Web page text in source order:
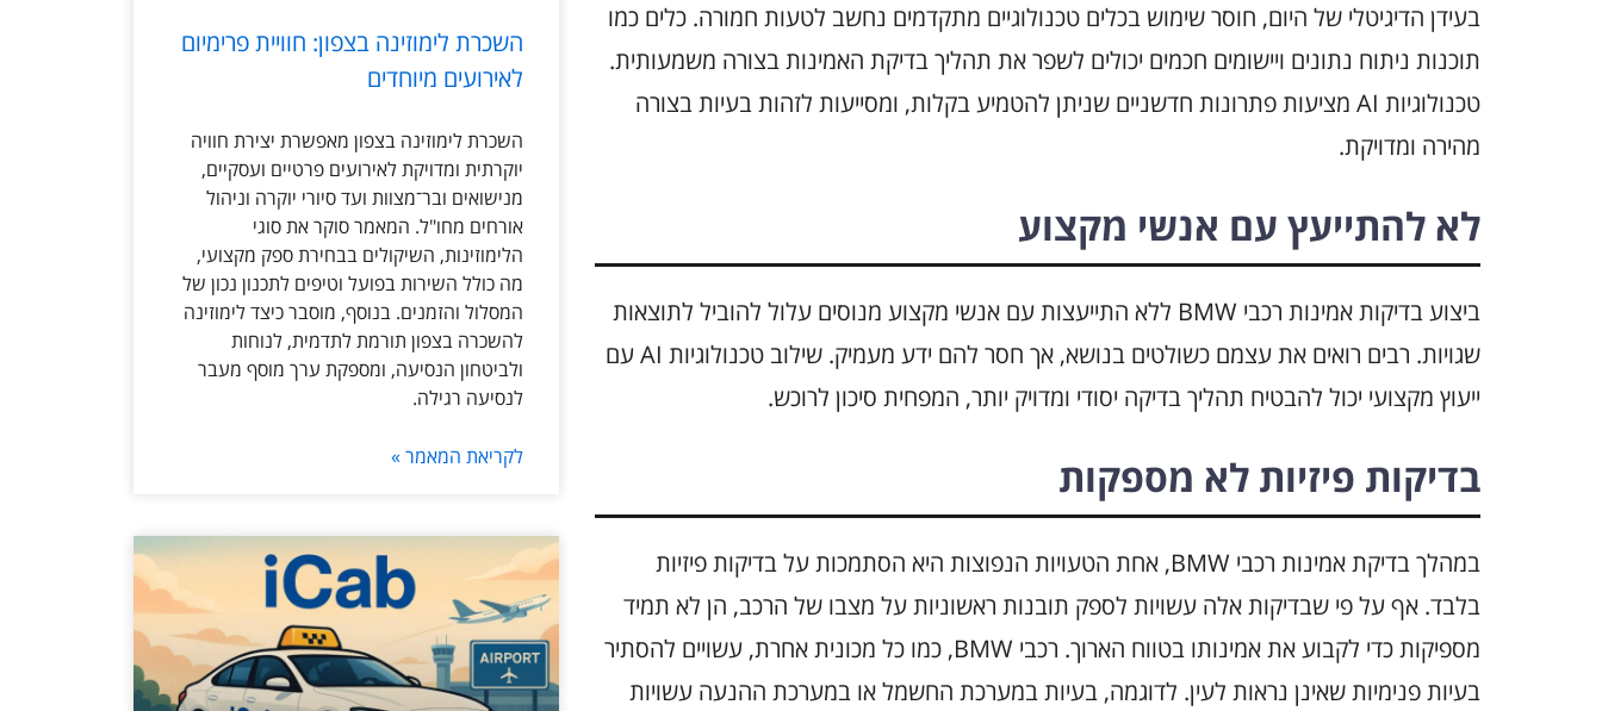
בעידן הדיגיטלי של היום, חוסר שימוש בכלים טכנולוגיים מתקדמים נחשב לטעות חמורה. כלים כמו
תוכנות ניתוח נתונים ויישומים חכמים יכולים לשפר את תהליך בדיקת האמינות בצורה משמעותית.
טכנולוגיות AI מציעות פתרונות חדשניים שניתן להטמיע בקלות, ומסייעות לזהות בעיות בצורה
מהירה ומדויקת.
לא להתייעץ עם אנשי מקצוע
ביצוע בדיקות אמינות רכבי BMW ללא התייעצות עם אנשי מקצוע מנוסים עלול להוביל לתוצאות
שגויות. רבים רואים את עצמם כשולטים בנושא, אך חסר להם ידע מעמיק. שילוב טכנולוגיות AI עם
ייעוץ מקצועי יכול להבטיח תהליך בדיקה יסודי ומדויק יותר, המפחית סיכון לרוכש.
בדיקות פיזיות לא מספקות
במהלך בדיקת אמינות רכבי BMW, אחת הטעויות הנפוצות היא הסתמכות על בדיקות פיזיות
בלבד. אף על פי שבדיקות אלה עשויות לספק תובנות ראשוניות על מצבו של הרכב, הן לא תמיד
מספיקות כדי לקבוע את אמינותו בטווח הארוך. רכבי BMW, כמו כל מכונית אחרת, עשויים להסתיר
בעיות פנימיות שאינן נראות לעין. לדוגמה, בעיות במערכת החשמל או במערכת ההנעה עשויות
השכרת לימוזינה בצפון: חוויית פרימיום
לאירועים מיוחדים
השכרת לימוזינה בצפון מאפשרת יצירת חוויה
יוקרתית ומדויקת לאירועים פרטיים ועסקיים,
מנישואים ובר־מצוות ועד סיורי יוקרה וניהול
אורחים מחו"ל. המאמר סוקר את סוגי
הלימוזינות, השיקולים בבחירת ספק מקצועי,
מה כולל השירות בפועל וטיפים לתכנון נכון של
המסלול והזמנים. בנוסף, מוסבר כיצד לימוזינה
להשכרה בצפון תורמת לתדמית, לנוחות
ולביטחון הנסיעה, ומספקת ערך מוסף מעבר
לנסיעה רגילה.
לקריאת המאמר »